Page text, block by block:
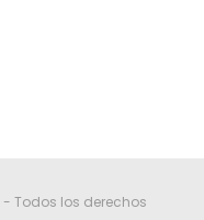
- Todos los derechos